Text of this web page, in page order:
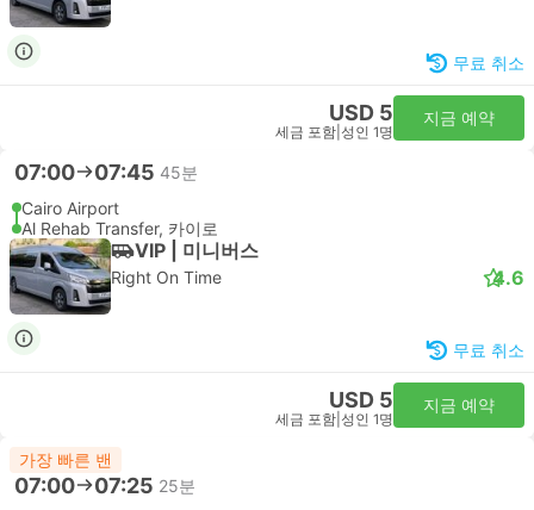
무료 취소
USD 5
세금 포함 성인 1명
지금 예약
07:00 07:45 45분
Cairo Airport
Al Rehab Transfer, 카이로
VIP | 미니버스
Right On Time 4.6
무료 취소
USD 5
세금 포함 성인 1명
지금 예약
가장 빠른 밴
07:00 07:25 25분